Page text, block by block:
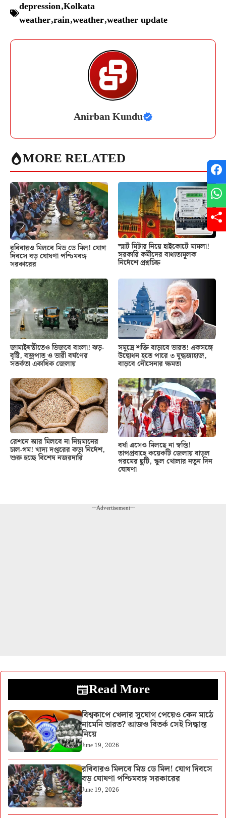
depression,Kolkata
weather,rain,weather,weather update
Anirban Kundu
MORE RELATED
রবিবারও মিলবে মিড ডে মিল! যোগ
দিবসে বড় ঘোষণা পশ্চিমবঙ্গ
সরকারের
স্মার্ট মিটার নিয়ে হাইকোর্টে মামলা!
সরকারি কর্মীদের বাধ্যতামূলক
নির্দেশে প্রশ্নচিহ্ন
জামাইষষ্ঠীতেও ভিজবে বাংলা! ঝড়-
বৃষ্টি, বজ্রপাত ও ভারী বর্ষণের
সতর্কতা একাধিক জেলায়
সমুদ্রে শক্তি বাড়াবে ভারত! একসঙ্গে
উদ্বোধন হতে পারে ৩ যুদ্ধজাহাজ,
বাড়বে নৌসেনার ক্ষমতা
রেশনে আর মিলবে না নিম্নমানের
চাল-গম! খাদ্য দপ্তরের কড়া নির্দেশ,
শুরু হচ্ছে বিশেষ নজরদারি
বর্ষা এসেও মিলছে না স্বস্তি!
তাপপ্রবাহে কয়েকটি জেলায় বাড়ল
গরমের ছুটি, স্কুল খোলার নতুন দিন
ঘোষণা
---Advertisement---
Read More
বিশ্বকাপে খেলার সুযোগ পেয়েও কেন মাঠে
নামেনি ভারত? আজও বিতর্ক সেই সিদ্ধান্ত
নিয়ে
June 19, 2026
রবিবারও মিলবে মিড ডে মিল! যোগ দিবসে
বড় ঘোষণা পশ্চিমবঙ্গ সরকারের
June 19, 2026